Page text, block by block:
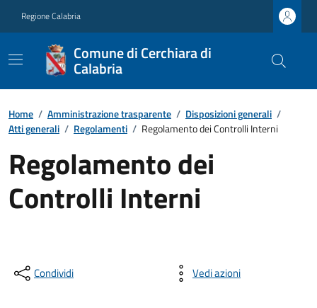
Regione Calabria
Comune di Cerchiara di
Calabria
Home / Amministrazione trasparente / Disposizioni generali /
Atti generali / Regolamenti / Regolamento dei Controlli Interni
Regolamento dei
Controlli Interni
Condividi Vedi azioni